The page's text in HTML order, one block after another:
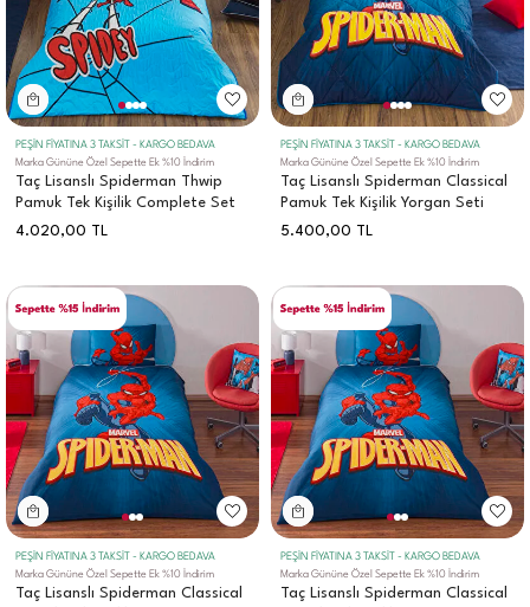
PEŞİN FİYATINA 3 TAKSİT - KARGO BEDAVA
Marka Gününe Özel Sepette Ek %10 İndirim
Taç Lisanslı Spiderman Thwip
Pamuk Tek Kişilik Complete Set
4.020,00
TL
PEŞİN FİYATINA 3 TAKSİT - KARGO BEDAVA
Marka Gününe Özel Sepette Ek %10 İndirim
Taç Lisanslı Spiderman Classical
Pamuk Tek Kişilik Yorgan Seti
5.400,00
TL
PEŞİN FİYATINA 3 TAKSİT - KARGO BEDAVA
Marka Gününe Özel Sepette Ek %10 İndirim
Taç Lisanslı Spiderman Classical
Pamuk Tek Kişilik Nevresim
PEŞİN FİYATINA 3 TAKSİT - KARGO BEDAVA
Marka Gününe Özel Sepette Ek %10 İndirim
Taç Lisanslı Spiderman Classical
Pamuk Tek Kişilik Nevresim